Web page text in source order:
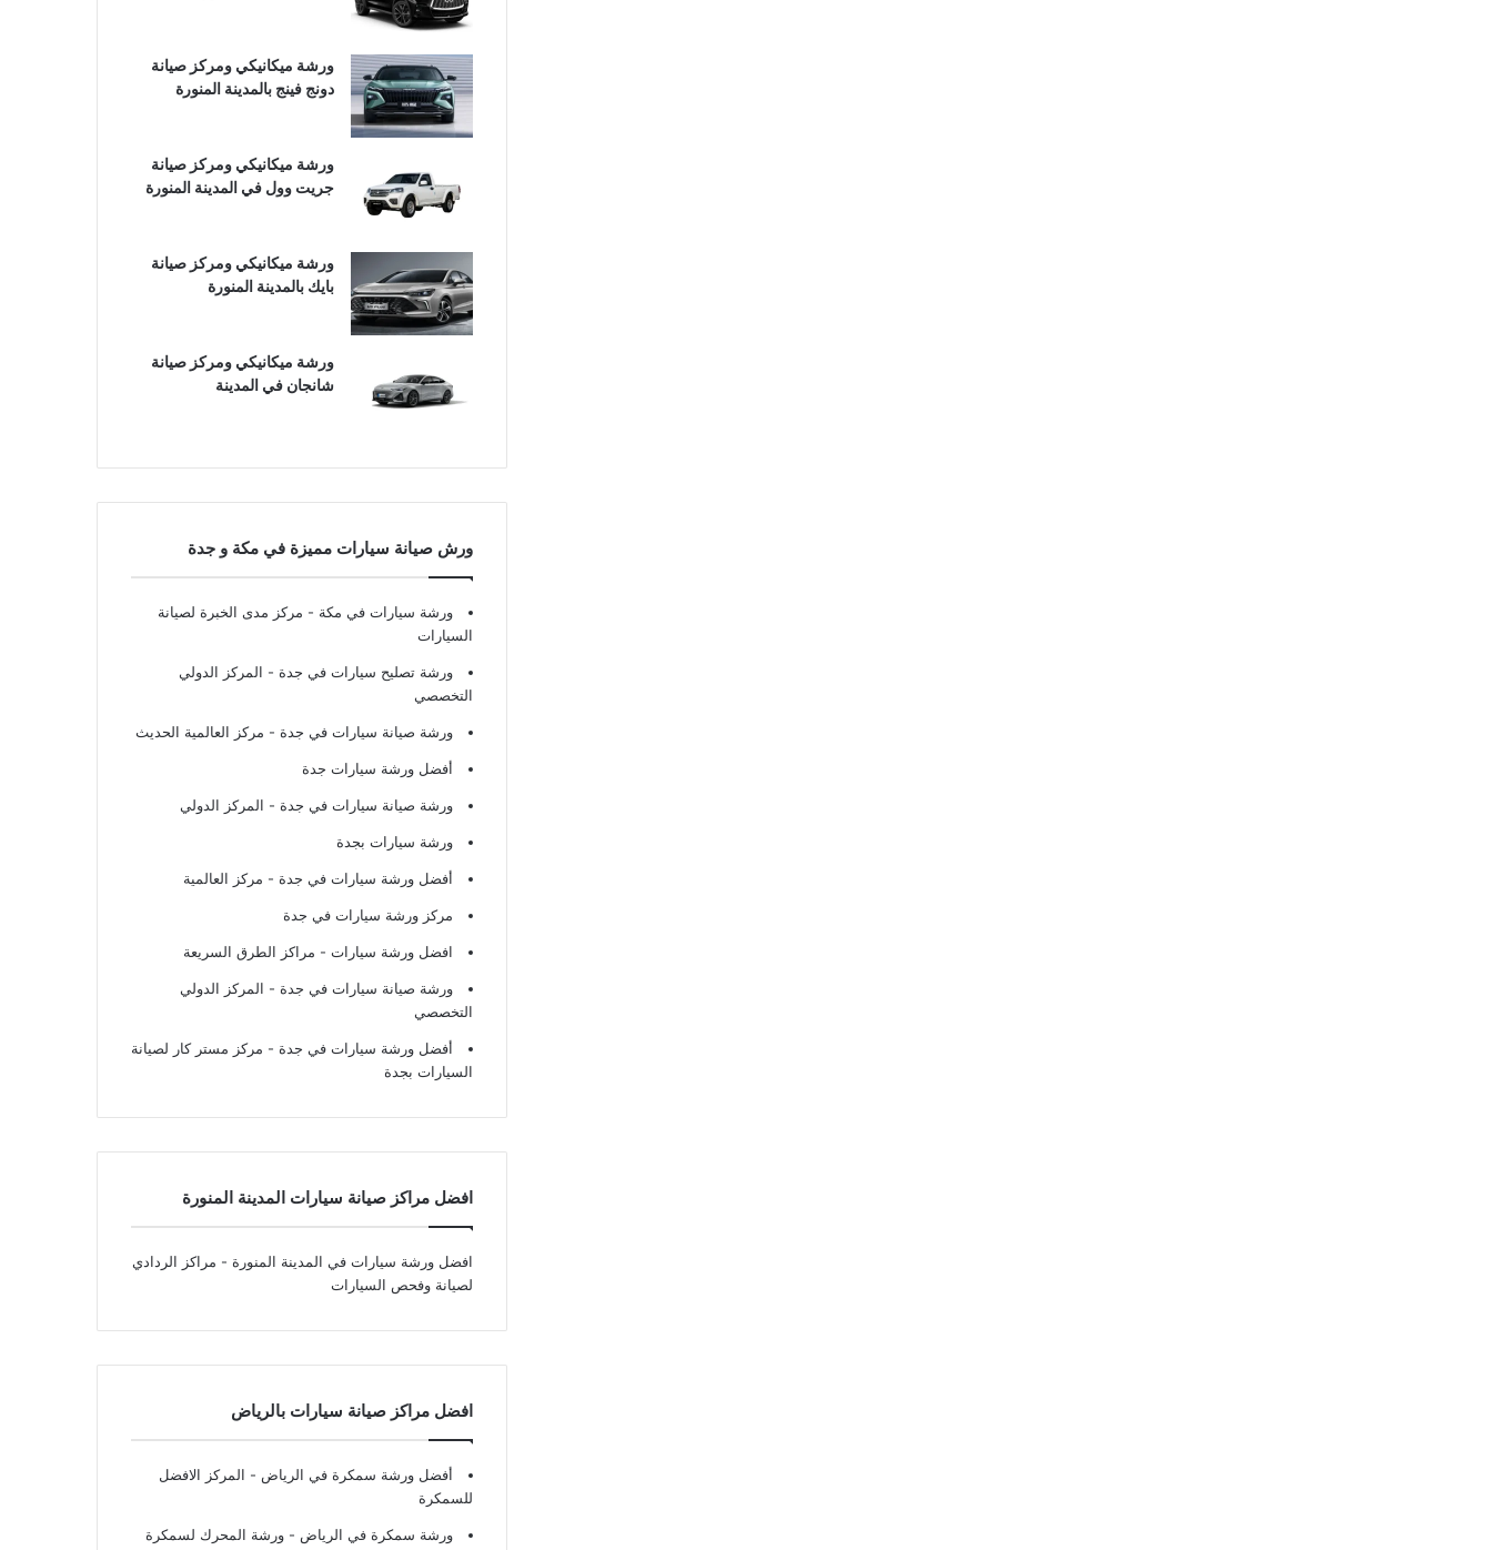
ورشة ميكانيكي ومركز صيانة
دونج فينج بالمدينة المنورة
ورشة ميكانيكي ومركز صيانة
جريت وول في المدينة المنورة
ورشة ميكانيكي ومركز صيانة
بايك بالمدينة المنورة
ورشة ميكانيكي ومركز صيانة
شانجان في المدينة
ورش صيانة سيارات مميزة في مكة و جدة
ورشة سيارات في مكة - مركز مدى الخبرة لصيانة
السيارات
ورشة تصليح سيارات في جدة - المركز الدولي
التخصصي
ورشة صيانة سيارات في جدة - مركز العالمية الحديث
أفضل ورشة سيارات جدة
ورشة صيانة سيارات في جدة - المركز الدولي
ورشة سيارات بجدة
أفضل ورشة سيارات في جدة - مركز العالمية
مركز ورشة سيارات في جدة
افضل ورشة سيارات - مراكز الطرق السريعة
ورشة صيانة سيارات في جدة - المركز الدولي
التخصصي
أفضل ورشة سيارات في جدة - مركز مستر كار لصيانة
السيارات بجدة
افضل مراكز صيانة سيارات المدينة المنورة
افضل ورشة سيارات في المدينة المنورة - مراكز الردادي
لصيانة وفحص السيارات
افضل مراكز صيانة سيارات بالرياض
أفضل ورشة سمكرة في الرياض - المركز الافضل
للسمكرة
ورشة سمكرة في الرياض - ورشة المحرك لسمكرة